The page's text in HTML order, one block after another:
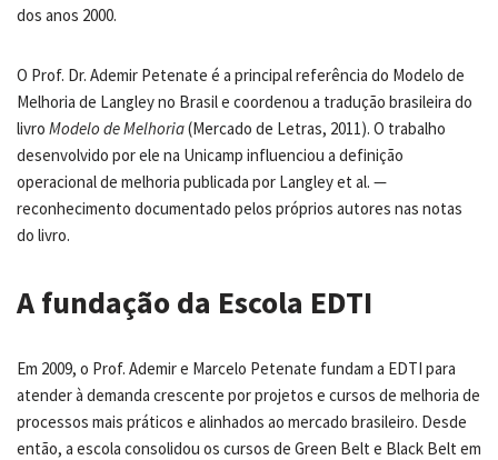
dos anos 2000.
O Prof. Dr. Ademir Petenate é a principal referência do Modelo de
Melhoria de Langley no Brasil e coordenou a tradução brasileira do
livro Modelo de Melhoria(Mercado de Letras, 2011). O trabalho
desenvolvido por ele na Unicamp influenciou a definição
operacional de melhoria publicada por Langley et al. —
reconhecimento documentado pelos próprios autores nas notas
do livro.
A fundação da Escola EDTI
Em 2009, o Prof. Ademir e Marcelo Petenate fundam a EDTI para
atender à demanda crescente por projetos e cursos de melhoria de
processos mais práticos e alinhados ao mercado brasileiro. Desde
então, a escola consolidou os cursos de Green Belt e Black Belt em